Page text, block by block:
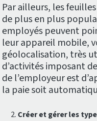
Par ailleurs, les
de plus en plus
employés peuvent
leur appareil mobile,
géolocalisation, très
d’activités imposant
de l’employeur est
la paie soit
Créer et gérer les